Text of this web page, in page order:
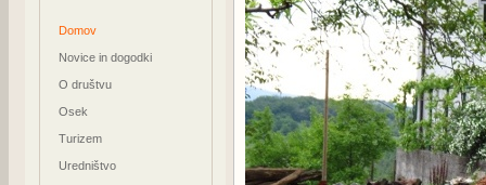
Domov
Novice in dogodki
O društvu
Osek
Turizem
Uredništvo